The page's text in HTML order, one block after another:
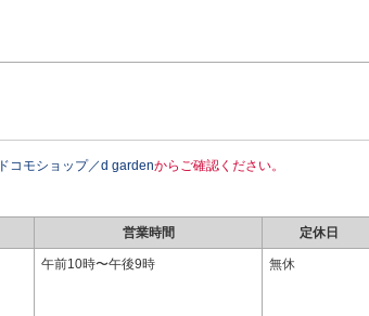
ドコモショップ／d gardenからご確認ください。
営業時間 定休日
午前10時〜午後9時 無休